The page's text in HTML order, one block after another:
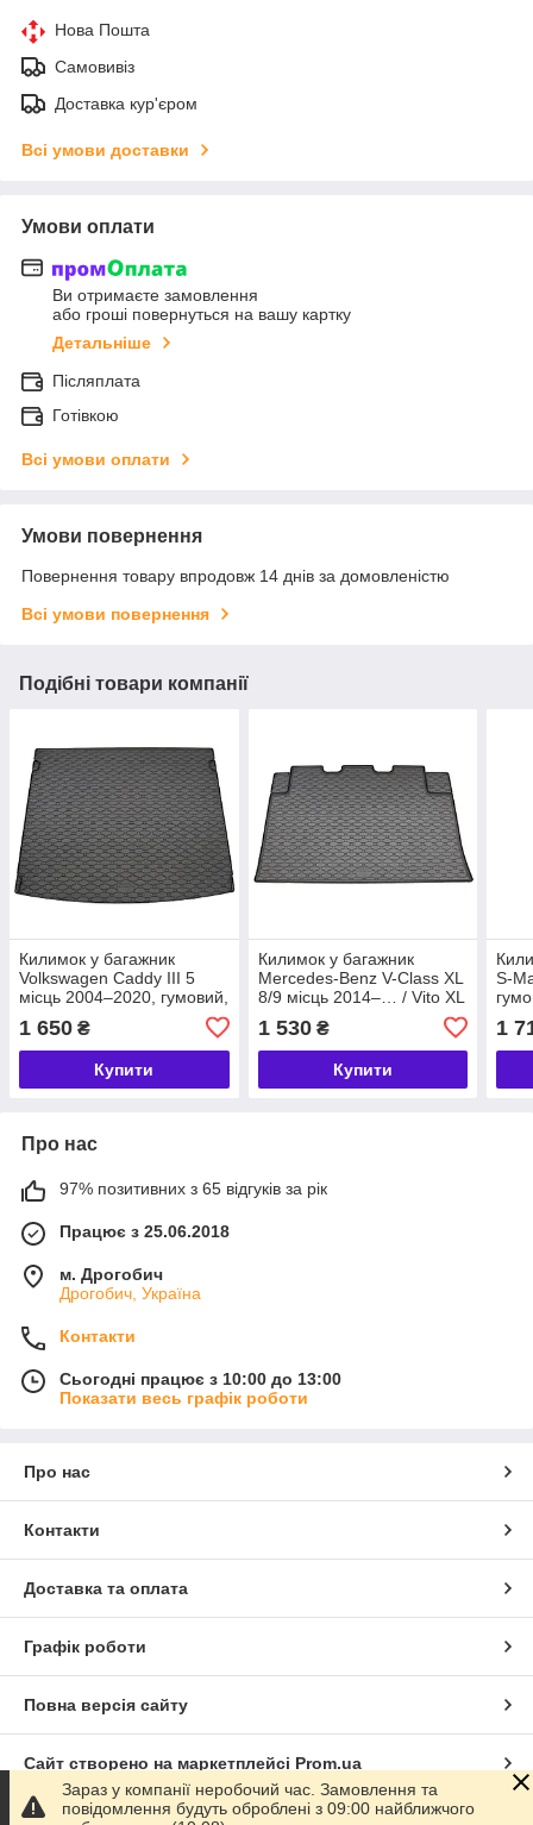
Нова Пошта
Самовивіз
Доставка кур'єром
Всі умови доставки
Умови оплати
Ви отримаєте замовлення
або гроші повернуться на вашу картку
Детальніше
Післяплата
Готівкою
Всі умови оплати
Умови повернення
Повернення товару впродовж 14 днів за домовленістю
Всі умови повернення
Подібні товари компанії
Килимок у багажник
Volkswagen Caddy III 5
місць 2004–2020, гумовий,
модельний, Rigum Чехія
(437034)
1 650 ₴
Купити
Килимок у багажник
Mercedes-Benz V-Class XL
8/9 місць 2014–… / Vito XL
гумовий, модельний,
Rigum Чехія (421040)
1 530₴
Купити
S-
1
Про нас
97% позитивних з 65 відгуків за рік
Працює з 25.06.2018
м. Дрогобич
Дрогобич, Україна
Контакти
Сьогодні працює з 10:00 до 13:00
Показати весь графік роботи
Про нас
Контакти
Доставка та оплата
Графік роботи
Повна версія сайту
Сайт створено на маркетплейсі Prom.ua
Зараз у компанії неробочий час. Замовлення та
повідомлення будуть оброблені з 09:00 найближчого